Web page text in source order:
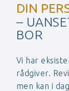
DIN
–
BOR
Vi har
rådgiver.
men kan i